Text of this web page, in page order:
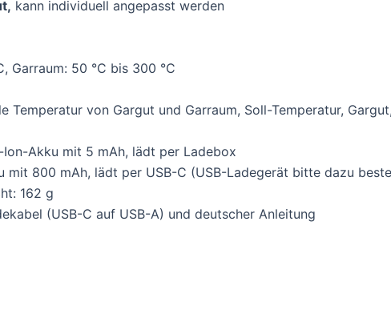
kann individuell angepasst werden
Garraum: 50 °C bis 300 °C
Temperatur von Gargut und Garraum, Soll-Temperatur,
Akku mit 5 mAh, lädt per Ladebox
800 mAh, lädt per USB-C (USB-Ladegerät bitte dazu
162 g
(USB-C auf USB-A) und deutscher Anleitung